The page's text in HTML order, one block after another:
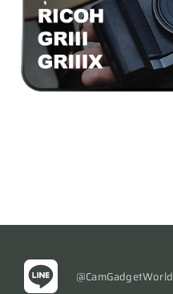
@CamGadgetWorld